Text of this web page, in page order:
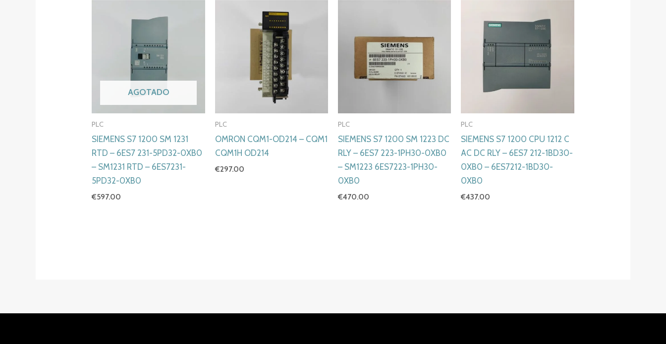
AGOTADO
PLC
SIEMENS S7 1200 SM 1231
RTD – 6ES7 231-5PD32-0XB0
– SM1231 RTD – 6ES7231-
5PD32-0XB0
€597.00
PLC
OMRON CQM1-OD214 – CQM1
CQM1H OD214
€297.00
PLC
SIEMENS S7 1200 SM 1223 DC
RLY – 6ES7 223-1PH30-0XB0
– SM1223 6ES7223-1PH30-
0XB0
€470.00
PLC
SIEMENS S7 1200 CPU 1212 C
AC DC RLY – 6ES7 212-1BD30-
0XB0 – 6ES7212-1BD30-
0XB0
€437.00